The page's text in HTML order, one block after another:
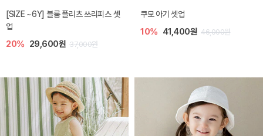
[SIZE ~6Y] 블룸 플리츠 쓰리피스 셋
업
20% 29,600원 37,000원
쿠모 아기 셋업
10% 41,400원 46,000원